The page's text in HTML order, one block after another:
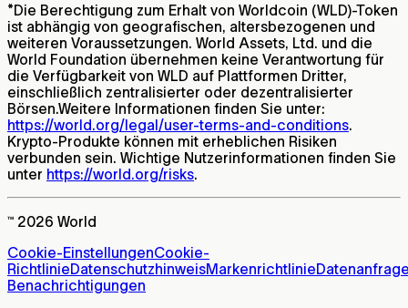
*Die Berechtigung zum Erhalt von Worldcoin (WLD)-Token
ist abhängig von geografischen, altersbezogenen und
weiteren Voraussetzungen. World Assets, Ltd. und die
World Foundation übernehmen keine Verantwortung für
die Verfügbarkeit von WLD auf Plattformen Dritter,
einschließlich zentralisierter oder dezentralisierter
Börsen.Weitere Informationen finden Sie unter:
https://world.org/legal/user-terms-and-conditions.
Krypto-Produkte können mit erheblichen Risiken
verbunden sein. Wichtige Nutzerinformationen finden Sie
unter https://world.org/risks.
™ 2026 World
Cookie-EinstellungenCookie-
RichtlinieDatenschutzhinweisMarkenrichtlinie
Benachrichtigungen